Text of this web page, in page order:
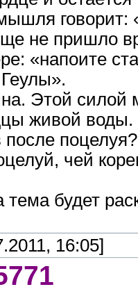
говорит:
не пришло
«напоите
Этой силой
живой воды.
чей
тема будет
16:05]